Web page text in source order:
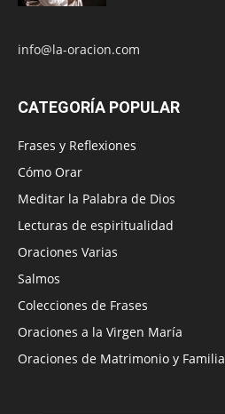
info@la-oracion.com
CATEGORÍA POPULAR
Frases y Reflexiones
Cómo Orar
Meditar la Palabra de Dios
Lecturas de espiritualidad
Oraciones Varias
Salmos
Colecciones de Frases
Oraciones a la Virgen María
Oraciones de Matrimonio y Familia